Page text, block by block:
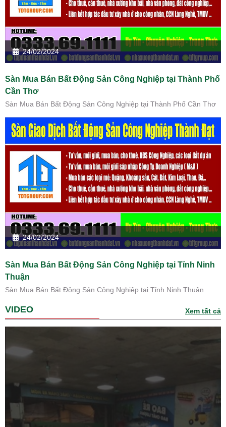
24/02/2024
Sàn Mua Bán Bất Động Sản Công Nghiệp tại Thành Phố
Cần Thơ
Sàn Mua Bán Bất Động Sản Công Nghiệp tại Thành Phố Cần Thơ
24/02/2024
Sàn Mua Bán Bất Động Sản Công Nghiệp tại Tỉnh Ninh
Thuận
Sàn Mua Bán Bất Động Sản Công Nghiệp tại Tỉnh Ninh Thuận
VIDEO Xem tất cả